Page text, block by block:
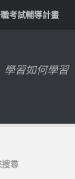
考試輔導計畫
學習如何學習
搜尋